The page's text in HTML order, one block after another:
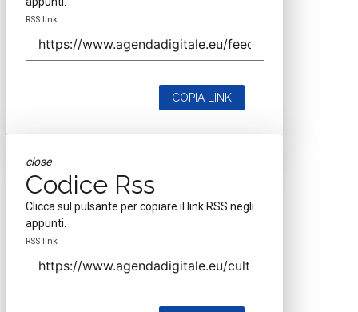
RSS link
COPIA LINK
close
Codice Rss
Clicca sul pulsante per copiare il link RSS negli
appunti.
RSS link